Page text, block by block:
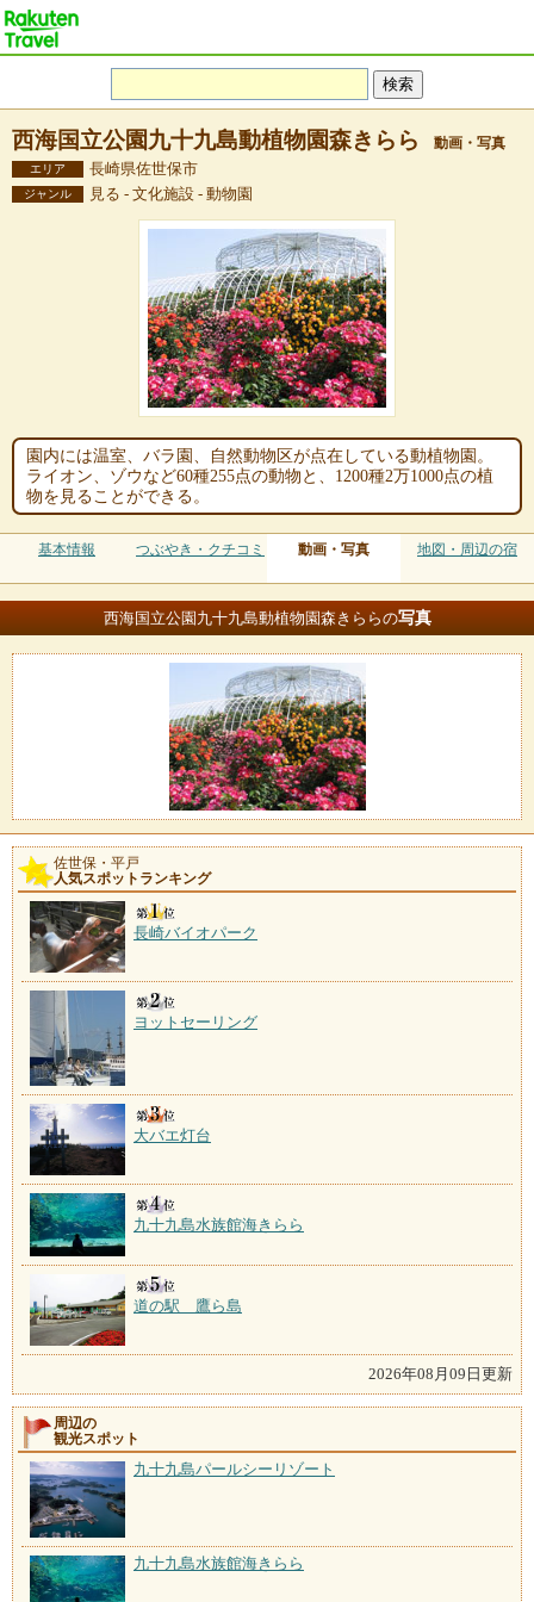
西海国立公園九十九島動植物園森きらら 動画・写真
エリア 長崎県佐世保市
ジャンル 見る - 文化施設 - 動物園
園内には温室、バラ園、自然動物区が点在している動植物園。
ライオン、ゾウなど60種255点の動物と、1200種2万1000点の植
物を見ることができる。
基本情報 つぶやき・クチコミ 動画・写真 地図・周辺の宿
西海国立公園九十九島動植物園森きららの写真
佐世保・平戸
人気スポットランキング
長崎バイオパーク
ヨットセーリング
大バエ灯台
九十九島水族館海きらら
道の駅 鷹ら島
2026年08月09日更新
周辺の
観光スポット
九十九島パールシーリゾート
九十九島水族館海きらら